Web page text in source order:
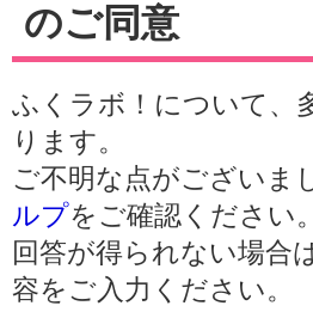
のご同意
ふくラボ！について、
ります。
ご不明な点がございま
ルプをご確認ください。
回答が得られない場合は
容をご入力ください。